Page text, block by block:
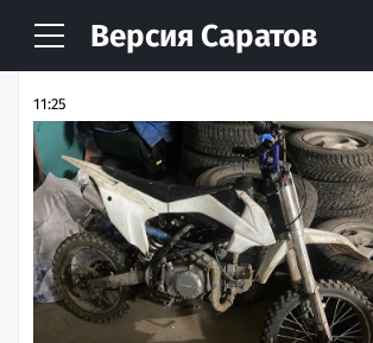
Версия Саратов
НОВОСТИ АРХИВ
11:25